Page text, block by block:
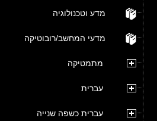
מדע וטכנולוגיה
מדעי המחשב/רובוטיקה
מתמטיקה
עברית
עברית כשפה שנייה